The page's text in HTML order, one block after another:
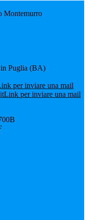
Montemurro
Puglia (BA)
per inviare una mail
Link per inviare una mail